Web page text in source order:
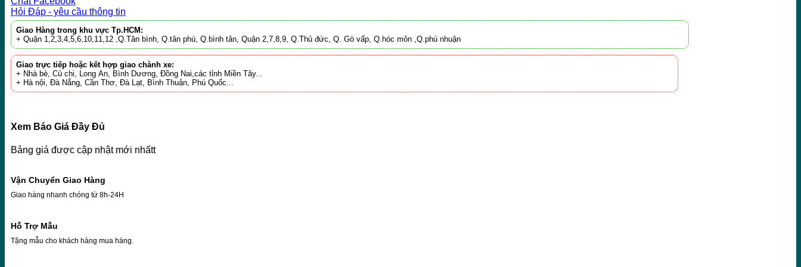
Hỏi Đáp - yêu cầu thông tin
Giao Hàng trong khu vực Tp.HCM:
+ Quận 1,2,3,4,5,6,10,11,12 ,Q.Tân bình, Q.tân phú, Q.bình tân, Quận 2,7,8,9, Q.Thủ đức, Q. Gò vấp, Q.hóc môn ,Q.phú nhuận
Giao trực tiếp hoặc kết hợp giao chành xe:
+ Nhà bè, Củ chi, Long An, Bình Dương, Đồng Nai,các tỉnh Miền Tây...
+ Hà nội, Đà Nẳng, Cần Thơ, Đà Lạt, Bình Thuận, Phú Quốc...
Xem Báo Giá Đầy Đủ
Bảng giá được cập nhật mới nhấtt
Vận Chuyển Giao Hàng
Giao hàng nhanh chóng từ 8h-24H
Hỗ Trợ Mẫu
Tặng mẫu cho khách hàng mua hàng.